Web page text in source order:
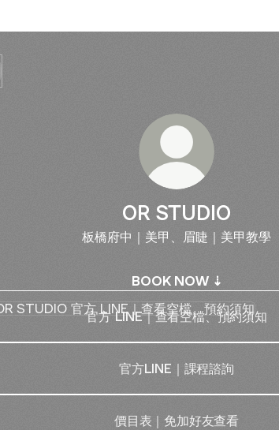
OR STUDIO
板橋府中｜美甲、眉睫｜美甲教學
BOOK NOW ⇣
｜查看空檔、預約須知
官方 LINE｜查看空檔、預約須知
官方LINE｜課程諮詢
價目表｜免加好友查看